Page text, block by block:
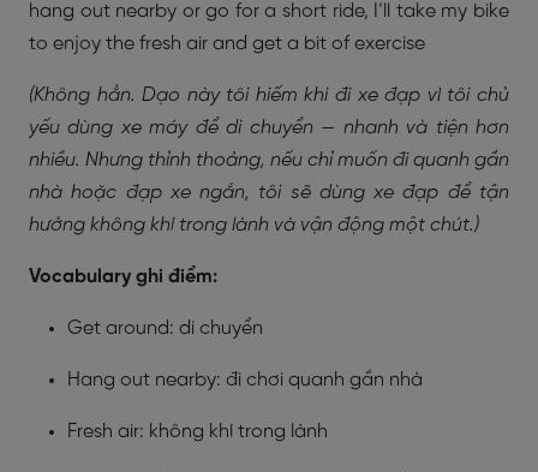
hang out nearby or go for a short ride, I’ll take my bike
to enjoy the fresh air and get a bit of exercise
(Không hẳn. Dạo này tôi hiếm khi đi xe đạp vì tôi chủ
yếu dùng xe máy để di chuyển — nhanh và tiện hơn
nhiều. Nhưng thỉnh thoảng, nếu chỉ muốn đi quanh gần
nhà hoặc đạp xe ngắn, tôi sẽ dùng xe đạp để tận
hưởng không khí trong lành và vận động một chút.)
Vocabulary ghi điểm:
Get around: di chuyển
Hang out nearby: đi chơi quanh gần nhà
Fresh air: không khí trong lành